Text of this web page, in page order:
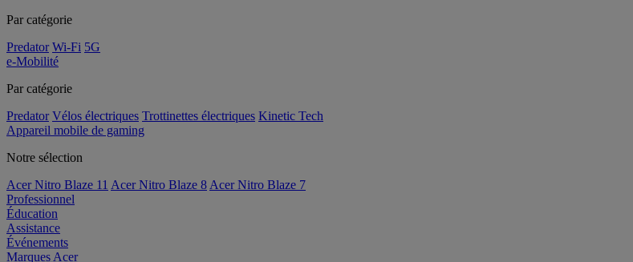
Par catégorie
Predator Wi-Fi 5G
e-Mobilité
Par catégorie
Predator Vélos électriques Trottinettes électriques Kinetic Tech
Appareil mobile de gaming
Notre sélection
Acer Nitro Blaze 11 Acer Nitro Blaze 8 Acer Nitro Blaze 7
Professionnel
Éducation
Assistance
Événements
Marques Acer